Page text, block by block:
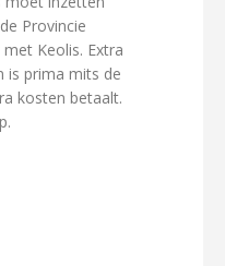
Provincie
Keolis. Extra
is prima mits de
kosten betaalt.